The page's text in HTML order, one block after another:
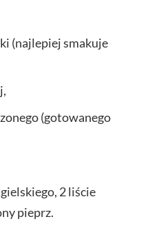
(najlepiej smakuje
(gotowanego
2 liście
pieprz.